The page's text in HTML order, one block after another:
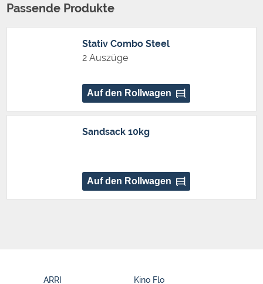
Passende Produkte
Stativ Combo Steel
2 Auszüge
Auf den Rollwagen
Sandsack 10kg
Auf den Rollwagen
ARRI
Kino Flo